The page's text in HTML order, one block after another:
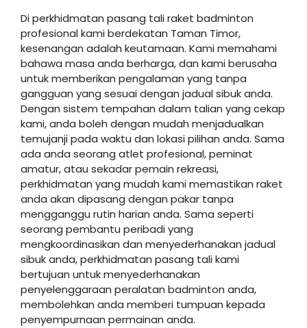
Di perkhidmatan pasang tali raket badminton
profesional kami berdekatan Taman Timor,
kesenangan adalah keutamaan. Kami memahami
bahawa masa anda berharga, dan kami berusaha
untuk memberikan pengalaman yang tanpa
gangguan yang sesuai dengan jadual sibuk anda.
Dengan sistem tempahan dalam talian yang cekap
kami, anda boleh dengan mudah menjadualkan
temujanji pada waktu dan lokasi pilihan anda. Sama
ada anda seorang atlet profesional, peminat
amatur, atau sekadar pemain rekreasi,
perkhidmatan yang mudah kami memastikan raket
anda akan dipasang dengan pakar tanpa
mengganggu rutin harian anda. Sama seperti
seorang pembantu peribadi yang
mengkoordinasikan dan menyederhanakan jadual
sibuk anda, perkhidmatan pasang tali kami
bertujuan untuk menyederhanakan
penyelenggaraan peralatan badminton anda,
membolehkan anda memberi tumpuan kepada
penyempurnaan permainan anda.